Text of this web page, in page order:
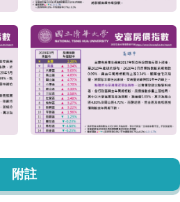
附註